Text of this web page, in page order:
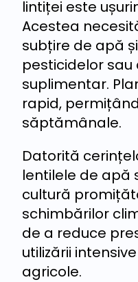
lintiței este
Acestea
subțire de apă
pesticidelor sau
suplimentar.
rapid,
săptămânale.
Datorită
lentilele de apă
cultură
schimbărilor
de a reduce
utilizării
agricole.